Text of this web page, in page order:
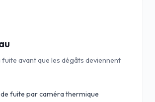
avant que les dégâts deviennent
fuite par caméra thermique